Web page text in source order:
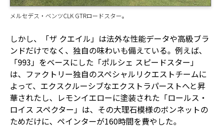
メルセデス・ベンツCLK GTRロードスター。
しかし、「ザ クエイル」は法外な性能データや高級ブラ
ンドだけでなく、独自の味わいも備えている。例えば、
「993」をベースにした「ポルシェ スピードスター」
は、ファクトリー独自のスペシャルリクエストチームに
よって、エクスクルーシブなエクストラパーストへと昇
華されたし、レモンイエローに塗装された「ロールス・
ロイス スペクター」は、その大理石模様のボンネットの
ためだけに、ペインターが160時間を費やした。